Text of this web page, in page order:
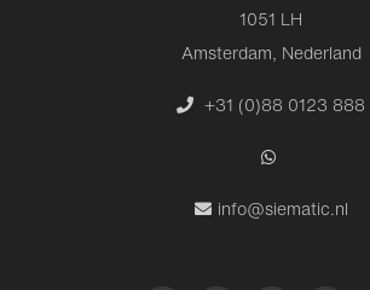
1051 LH
Amsterdam, Nederland
+31 (0)88 0123 888
info@siematic.nl